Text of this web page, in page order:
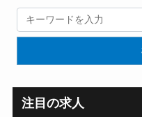
注目の求人